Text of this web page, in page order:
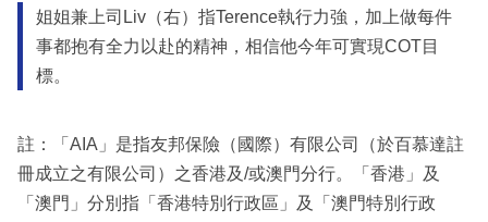
姐姐兼上司Liv（右）指Terence執行力強，加上做每件
事都抱有全力以赴的精神，相信他今年可實現COT目
標。
註：「AIA」是指友邦保險（國際）有限公司（於百慕達註
冊成立之有限公司）之香港及/或澳門分行。「香港」及
「澳門」分別指「香港特別行政區」及「澳門特別行政